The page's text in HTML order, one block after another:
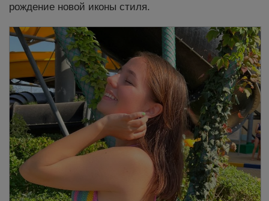
рождение новой иконы стиля.